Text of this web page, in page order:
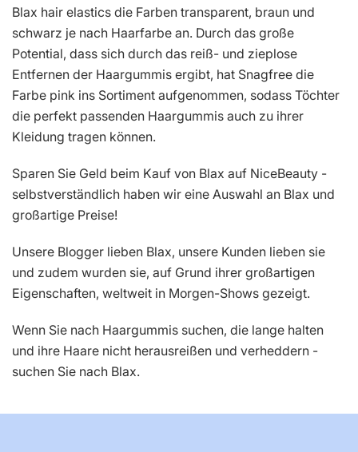
Blax hair elastics die Farben transparent, braun und
schwarz je nach Haarfarbe an. Durch das große
Potential, dass sich durch das reiß- und zieplose
Entfernen der Haargummis ergibt, hat Snagfree die
Farbe pink ins Sortiment aufgenommen, sodass Töchter
die perfekt passenden Haargummis auch zu ihrer
Kleidung tragen können.
Sparen Sie Geld beim Kauf von Blax auf NiceBeauty -
selbstverständlich haben wir eine Auswahl an Blax und
großartige Preise!
Unsere Blogger lieben Blax, unsere Kunden lieben sie
und zudem wurden sie, auf Grund ihrer großartigen
Eigenschaften, weltweit in Morgen-Shows gezeigt.
Wenn Sie nach Haargummis suchen, die lange halten
und ihre Haare nicht herausreißen und verheddern -
suchen Sie nach Blax.